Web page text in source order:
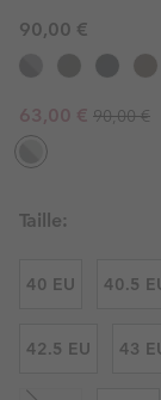
90,00 €
Sale price:
63,00 € Regular
90,00 €
Taille:
40 EU 40.5
42.5 EU 43